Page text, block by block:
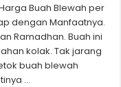
Buah Blewah per
dengan Manfaatnya.
Ramadhan. Buah ini
kolak. Tak jarang
buah blewah
…